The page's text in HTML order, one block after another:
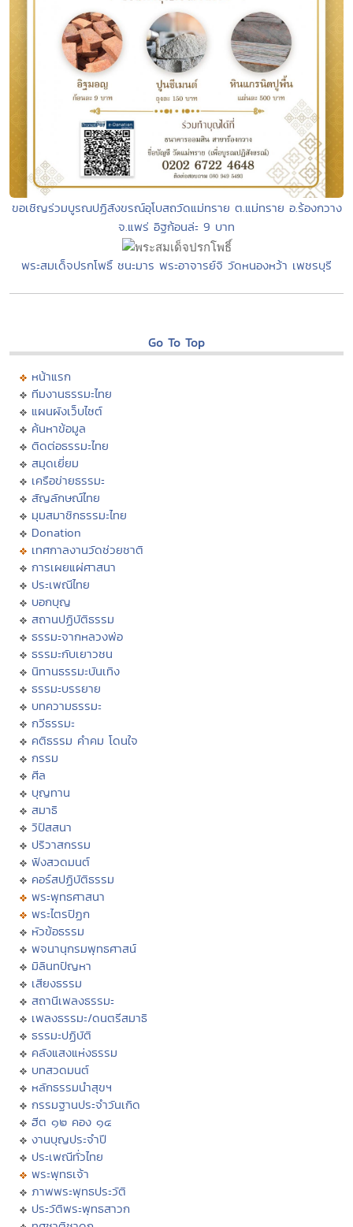
ขอเชิญร่วมบูรณปฏิสังขรณ์อุโบสถวัดแม่ทราย ต.แม่ทราย อ.ร้องกวาง
จ.แพร่ อิฐก้อนล่ะ 9 บาท
พระสมเด็จปรกโพธิ์ ชนะมาร พระอาจารย์จิ วัดหนองหว้า เพชรบุรี
Go To Top
หน้าแรก
ทีมงานธรรมะไทย
แผนผังเว็บไซต์
ค้นหาข้อมูล
ติดต่อธรรมะไทย
สมุดเยี่ยม
เครือข่ายธรรมะ
สัญลักษณ์ไทย
มุมสมาชิกธรรมะไทย
Donation
เทศกาลงานวัดช่วยชาติ
การเผยแผ่ศาสนา
ประเพณีไทย
บอกบุญ
สถานปฏิบัติธรรม
ธรรมะจากหลวงพ่อ
ธรรมะกับเยาวชน
นิทานธรรมะบันเทิง
ธรรมะบรรยาย
บทความธรรมะ
กวีธรรมะ
คติธรรม คำคม โดนใจ
กรรม
ศีล
บุญทาน
สมาธิ
วิปัสสนา
ปริวาสกรรม
ฟังสวดมนต์
คอร์สปฏิบัติธรรม
พระพุทธศาสนา
พระไตรปิฏก
หัวข้อธรรม
พจนานุกรมพุทธศาสน์
มิลินทปัญหา
เสียงธรรม
สถานีเพลงธรรมะ
เพลงธรรมะ/ดนตรีสมาธิ
ธรรมะปฏิบัติ
คลังแสงแห่งธรรม
บทสวดมนต์
หลักธรรมนำสุขฯ
กรรมฐานประจำวันเกิด
ฮีต ๑๒ คอง ๑๔
งานบุญประจำปี
ประเพณีทั่วไทย
พระพุทธเจ้า
ภาพพระพุทธประวัติ
ประวัติพระพุทธสาวก